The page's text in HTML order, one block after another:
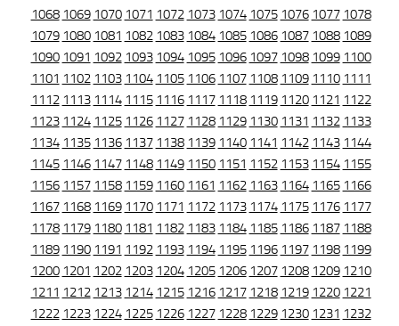
1068 1069 1070 1071 1072 1073 1074 1075 1076 1077 1078
1079 1080 1081 1082 1083 1084 1085 1086 1087 1088 1089
1090 1091 1092 1093 1094 1095 1096 1097 1098 1099 1100
1101 1102 1103 1104 1105 1106 1107 1108 1109 1110 1111
1112 1113 1114 1115 1116 1117 1118 1119 1120 1121 1122
1123 1124 1125 1126 1127 1128 1129 1130 1131 1132 1133
1134 1135 1136 1137 1138 1139 1140 1141 1142 1143 1144
1145 1146 1147 1148 1149 1150 1151 1152 1153 1154 1155
1156 1157 1158 1159 1160 1161 1162 1163 1164 1165 1166
1167 1168 1169 1170 1171 1172 1173 1174 1175 1176 1177
1178 1179 1180 1181 1182 1183 1184 1185 1186 1187 1188
1189 1190 1191 1192 1193 1194 1195 1196 1197 1198 1199
1200 1201 1202 1203 1204 1205 1206 1207 1208 1209 1210
1211 1212 1213 1214 1215 1216 1217 1218 1219 1220 1221
1222 1223 1224 1225 1226 1227 1228 1229 1230 1231 1232